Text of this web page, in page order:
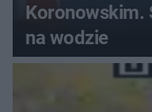
Koronowskim.
na wodzie